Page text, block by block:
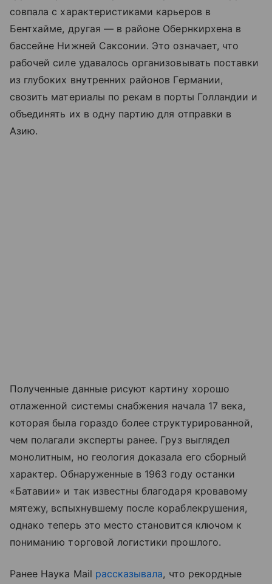
совпала с характеристиками карьеров в
Бентхайме, другая — в районе Обернкирхена в
бассейне Нижней Саксонии. Это означает, что
рабочей силе удавалось организовывать поставки
из глубоких внутренних районов Германии,
свозить материалы по рекам в порты Голландии и
объединять их в одну партию для отправки в
Азию.
Полученные данные рисуют картину хорошо
отлаженной системы снабжения начала 17 века,
которая была гораздо более структурированной,
чем полагали эксперты ранее. Груз выглядел
монолитным, но геология доказала его сборный
характер. Обнаруженные в 1963 году останки
«Батавии» и так известны благодаря кровавому
мятежу, вспыхнувшему после кораблекрушения,
однако теперь это место становится ключом к
пониманию торговой логистики прошлого.
Ранее Наука Mail рассказывала, что рекордные